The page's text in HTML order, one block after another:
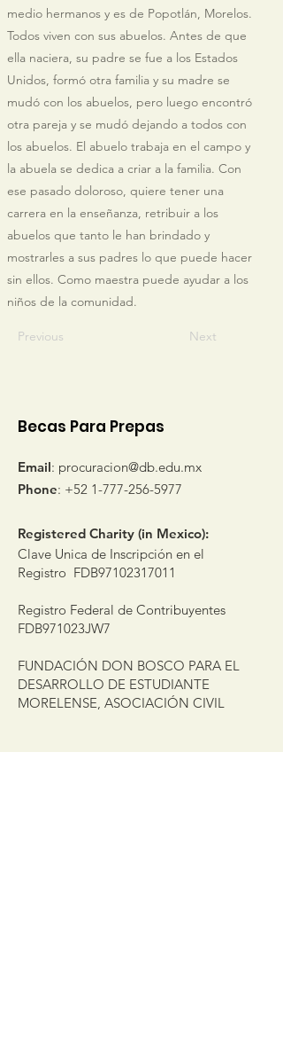
medio hermanos y es de Popotlán, Morelos.
Todos viven con sus abuelos. Antes de que
ella naciera, su padre se fue a los Estados
Unidos, formó otra familia y su madre se
mudó con los abuelos, pero luego encontró
otra pareja y se mudó dejando a todos con
los abuelos. El abuelo trabaja en el campo y
la abuela se dedica a criar a la familia. Con
ese pasado doloroso, quiere tener una
carrera en la enseñanza, retribuir a los
abuelos que tanto le han brindado y
mostrarles a sus padres lo que puede hacer
sin ellos. Como maestra puede ayudar a los
niños de la comunidad.
Previous Next
Becas Para Prepas
Email: procuracion@db.edu.mx
Phone: +52 1-777-256-5977
Registered Charity (in Mexico):
Clave Unica de Inscripción en el
Registro FDB97102317011
Registro Federal de Contribuyentes
FDB971023JW7
FUNDACIÓN DON BOSCO PARA EL
DESARROLLO DE ESTUDIANTE
MORELENSE, ASOCIACIÓN CIVIL